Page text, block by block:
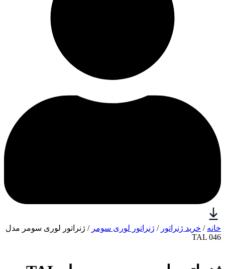
خانه / خرید ژنراتور / ژنراتور لوری سومر / ژنراتور لوری سومر مدل
TAL 046